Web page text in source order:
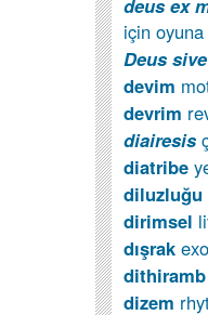
deus ex
için
Deus
devim
devrim
diairesis
diatribe
diluzluğu
dirimsel
dışrak
dizem